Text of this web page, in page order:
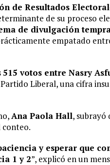
de Resultados
de su proceso
de divulgación
empatado
515 votos entre Nasry
Liberal, una cifra
Ana Paola Hall, subrayó
conteo.
y esperar que
1 y 2”, explicó en un